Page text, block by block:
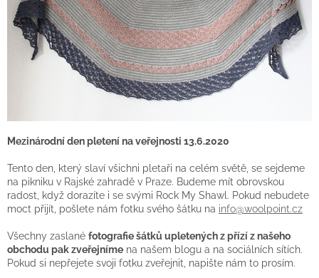
Mezinárodní den pletení na veřejnosti 13.6.2020
Tento den, který slaví všichni pletaři na celém světě, se sejdeme
na pikniku v Rajské zahradě v Praze. Budeme mít obrovskou
radost, když dorazíte i se svými Rock My Shawl. Pokud nebudete
moct přijít, pošlete nám fotku svého šátku na info@woolpoint.cz
Všechny zaslané fotografie šátků upletených z přízí z našeho
obchodu pak zveřejníme na našem blogu a na sociálních sítích.
Pokud si nepřejete svoji fotku zveřejnit, napište nám to prosím.